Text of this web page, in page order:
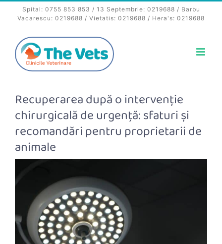
Spital: 0755 853 853 / 13 Septembrie: 0219688 / Barbu
Vacarescu: 0219688 / Vietatis: 0219688 / Hera's: 0219688
Recuperarea după o intervenție
chirurgicală de urgență: sfaturi și
recomandări pentru proprietarii de
animale